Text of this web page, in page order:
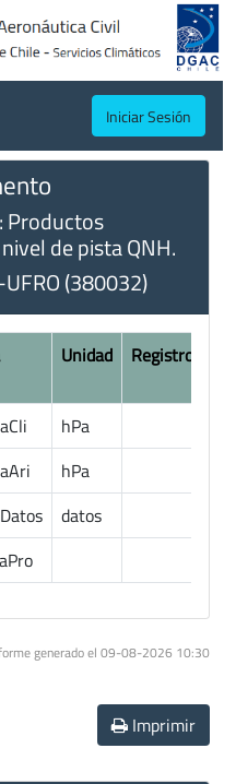
Iniciar Sesión
Productos
de pista QNH.
(380032)
Unidad Registros
hPa
hPa
datos
generado el 09-08-2026 10:30
Imprimir